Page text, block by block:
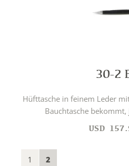
30-2
Hüfttasche in feinem Leder
Bauchtasche bekommt,
USD
1 2